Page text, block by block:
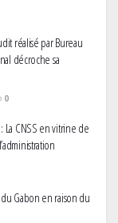
réalisé par Bureau
décroche sa
0
La CNSS en vitrine de
du Gabon en raison du